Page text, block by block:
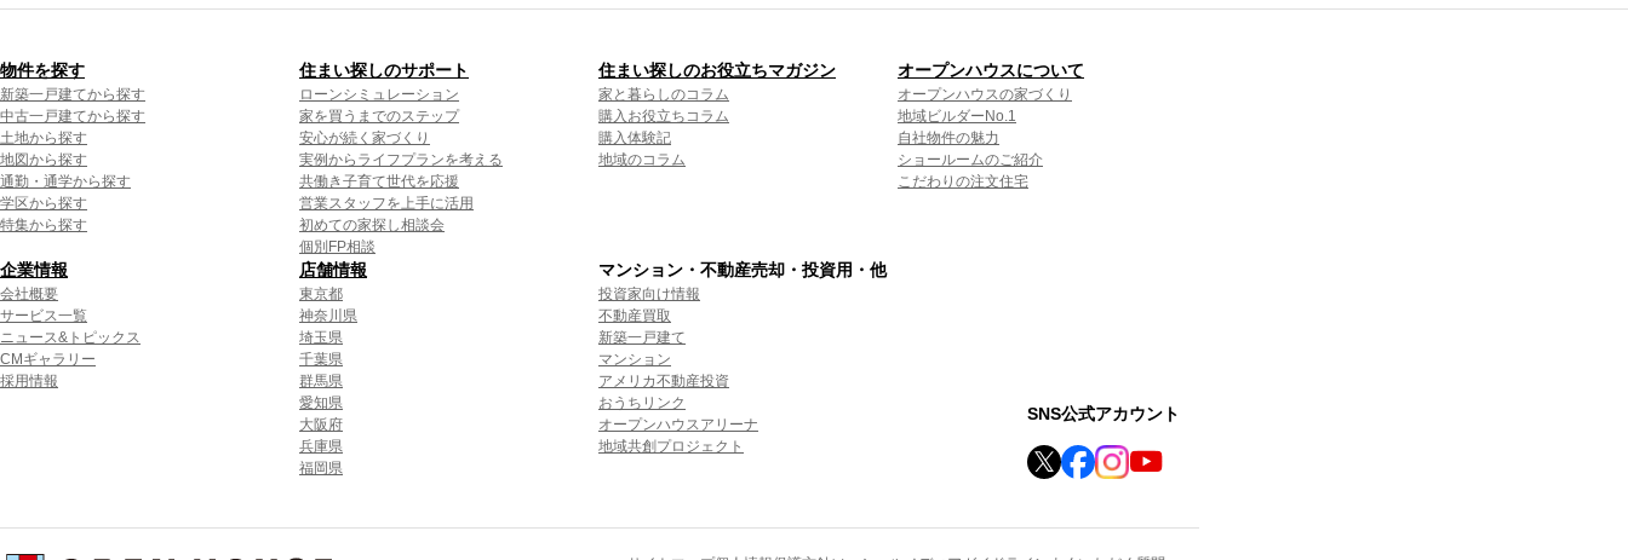
物件を探す
新築一戸建てから探す
中古一戸建てから探す
土地から探す
地図から探す
通勤・通学から探す
学区から探す
特集から探す
住まい探しのサポート
ローンシミュレーション
家を買うまでのステップ
安心が続く家づくり
実例からライフプランを考える
共働き子育て世代を応援
営業スタッフを上手に活用
初めての家探し相談会
個別FP相談
住まい探しのお役立ちマガジン
家と暮らしのコラム
購入お役立ちコラム
購入体験記
地域のコラム
オープンハウスについて
オープンハウスの家づくり
地域ビルダーNo.1
自社物件の魅力
ショールームのご紹介
こだわりの注文住宅
企業情報
会社概要
サービス一覧
ニュース&トピックス
CMギャラリー
採用情報
店舗情報
東京都
神奈川県
埼玉県
千葉県
群馬県
愛知県
大阪府
兵庫県
福岡県
マンション・不動産売却・投資用・他
投資家向け情報
不動産買取
新築一戸建て
マンション
アメリカ不動産投資
おうちリンク
オープンハウスアリーナ
地域共創プロジェクト
SNS公式アカウント